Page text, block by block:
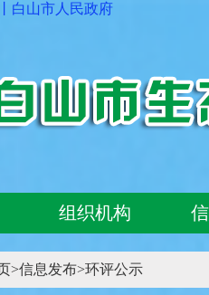
白山市人民政府
组织机构
>信息发布>环评公示